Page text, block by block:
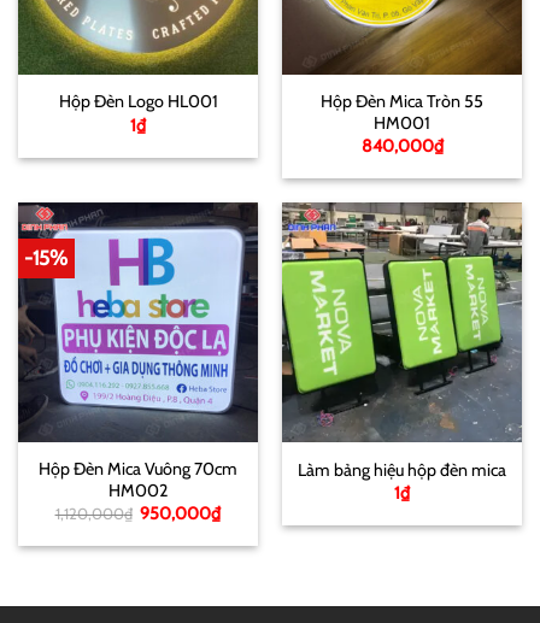
Hộp Đèn Logo HL001
1₫
Hộp Đèn Mica Tròn 55
HM001
840,000₫
-15%
Hộp Đèn Mica Vuông 70cm
HM002
1,120,000₫ Giá
là:
950,000₫Giá
tại
Làm bảng hiệu hộp đèn mica
1₫